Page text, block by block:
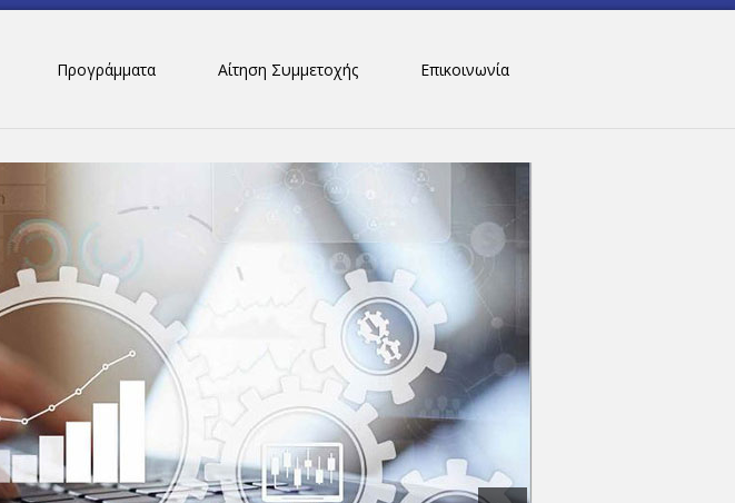
Προγράμματα Αίτηση Συμμετοχής Επικοινωνία